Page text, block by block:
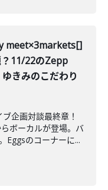
meet×3markets[]
11/22のZepp
きみのこだわり
企画対談最終章！
ボーカルが登場。バ
Eggsのコーナーに...